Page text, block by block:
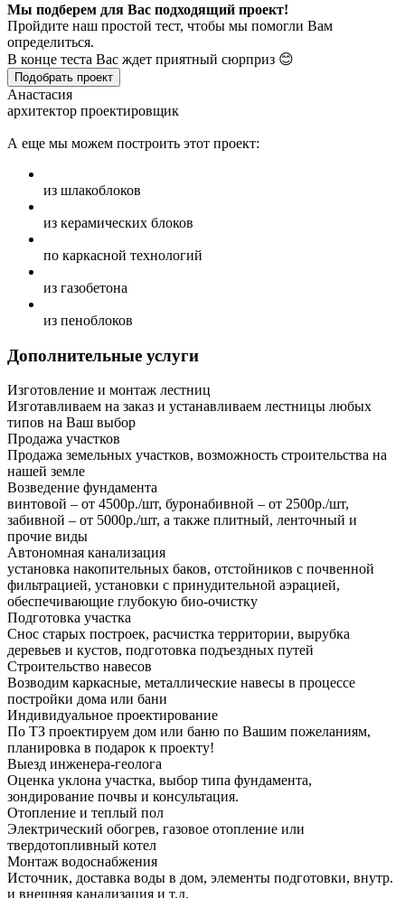
Мы подберем для Вас подходящий проект!
Пройдите наш простой тест, чтобы мы помогли Вам
определиться.
В конце теста Вас ждет приятный сюрприз 😊
Подобрать проект
Анастасия
архитектор проектировщик
А еще мы можем построить этот проект:
из шлакоблоков
из керамических блоков
по каркасной технологий
из газобетона
из пеноблоков
Дополнительные услуги
Изготовление и монтаж лестниц
Изготавливаем на заказ и устанавливаем лестницы любых
типов на Ваш выбор
Продажа участков
Продажа земельных участков, возможность строительства на
нашей земле
Возведение фундамента
винтовой – от 4500р./шт, буронабивной – от 2500р./шт,
забивной – от 5000р./шт, а также плитный, ленточный и
прочие виды
Автономная канализация
установка накопительных баков, отстойников с почвенной
фильтрацией, установки с принудительной аэрацией,
обеспечивающие глубокую био-очистку
Подготовка участка
Снос старых построек, расчистка территории, вырубка
деревьев и кустов, подготовка подъездных путей
Строительство навесов
Возводим каркасные, металлические навесы в процессе
постройки дома или бани
Индивидуальное проектирование
По ТЗ проектируем дом или баню по Вашим пожеланиям,
планировка в подарок к проекту!
Выезд инженера-геолога
Оценка уклона участка, выбор типа фундамента,
зондирование почвы и консультация.
Отопление и теплый пол
Электрический обогрев, газовое отопление или
твердотопливный котел
Монтаж водоснабжения
Источник, доставка воды в дом, элементы подготовки, внутр.
и внешняя канализация и т.д.